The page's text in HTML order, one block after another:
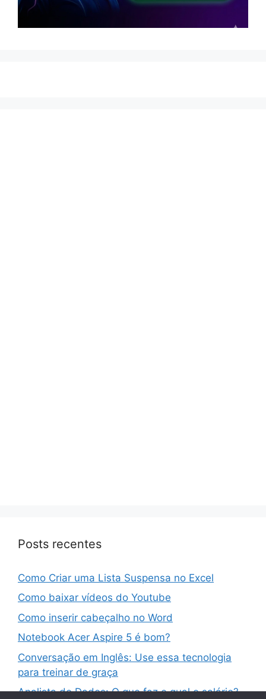
Posts recentes
Como Criar uma Lista Suspensa no Excel
Como baixar vídeos do Youtube
Como inserir cabeçalho no Word
Notebook Acer Aspire 5 é bom?
Conversação em Inglês: Use essa tecnologia
para treinar de graça
Analista de Dados: O que faz e qual o salário?